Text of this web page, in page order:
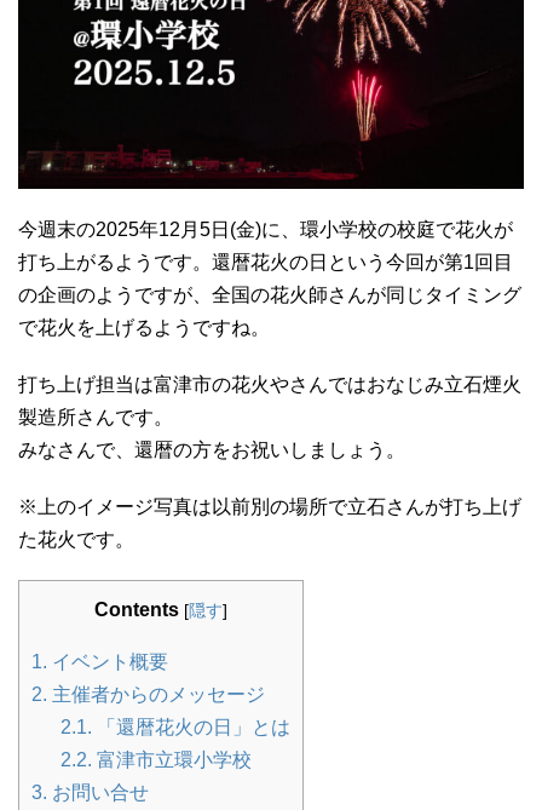
今週末の2025年12月5日(金)に、環小学校の校庭で花火が
打ち上がるようです。還暦花火の日という今回が第1回目
の企画のようですが、全国の花火師さんが同じタイミング
で花火を上げるようですね。
打ち上げ担当は富津市の花火やさんではおなじみ立石煙火
製造所さんです。
みなさんで、還暦の方をお祝いしましょう。
※上のイメージ写真は以前別の場所で立石さんが打ち上げ
た花火です。
Contents [隠す]
1. イベント概要
2. 主催者からのメッセージ
2.1. 「還暦花火の日」とは
2.2. 富津市立環小学校
3. お問い合せ